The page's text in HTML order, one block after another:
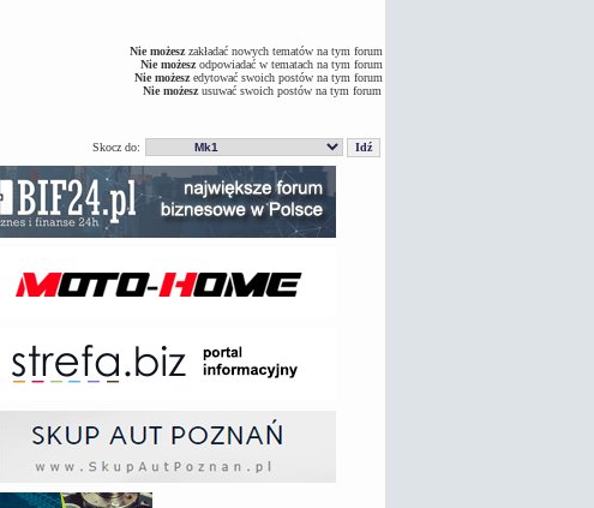
Nie możeszzakładać nowych tematów na tym forum
Nie możeszodpowiadać w tematach na tym forum
Nie możeszedytować swoich postów na tym forum
Nie możeszusuwać swoich postów na tym forum
Skocz do: